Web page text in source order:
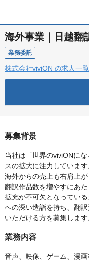
海外事業｜日越翻
業務委託
株式会社viviON の求人一覧
募集背景
当社は「世界のviviONに
スの拡大に注力していま
海外からの売上も右肩上
翻訳作品数を増やすにあ
拡充が不可欠となってい
への深い造詣を持ち、翻
いただける方を募集します
業務内容
音声、映像、ゲーム、漫